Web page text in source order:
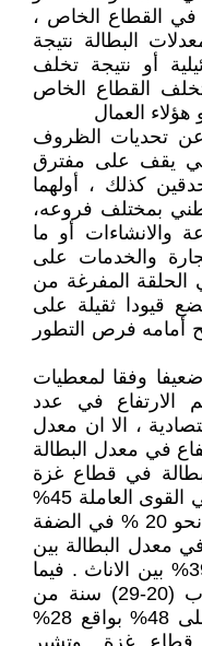
في القطاع الخاص ،
البطالة نتيجة
أو نتيجة تخلف
القطاع الخاص
هؤلاء العمال
تحديات الظروف
يقف على مفترق
كذلك ، أولهما
بمختلف فروعه،
والانشاءات أو ما
والخدمات على
الحلقة المفرغة من
يضع قيودا ثقيلة على
أمامه فرص التطور
وفقا لمعطيات
الارتفاع في عدد
، الا ان معدل
في معدل البطالة
في قطاع غزة
حيث ما يقارب نصف المشاركين في القوى العاملة 45%
هم عاطلون عن العمل مقارنة مع نحو 20 % في الضفة
معدل البطالة بين
الذكور والاناث؛ 21٪ بين الذكور و39% بين الاناث . فيما
بلغت البطالة بين الخريجين الشباب (20-29) سنة من
حملة شهادة الدبلوم المتوسط فأعلى 48% بواقع 28%